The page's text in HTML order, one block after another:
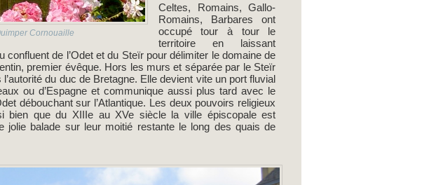
Cornouaille
Celtes, Romains, Gallo-
Romains, Barbares ont
occupé tour à tour le
territoire en laissant
de l’Odet et du Steïr pour délimiter le domaine de
premier évêque. Hors les murs et séparée par le Steïr
du duc de Bretagne. Elle devient vite un port fluvial
ou d’Espagne et communique aussi plus tard avec le
débouchant sur l’Atlantique. Les deux pouvoirs religieux
bien que du XIIIe au XVe siècle la ville épiscopale est
jolie balade sur leur moitié restante le long des quais de